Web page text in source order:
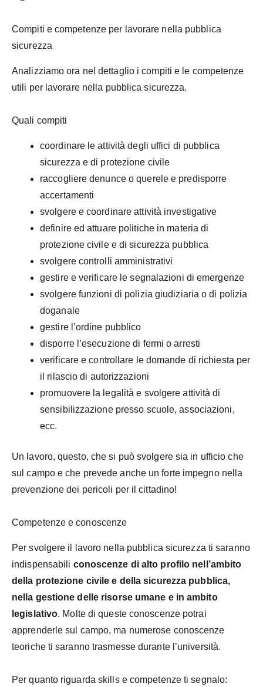
Compiti e competenze per lavorare nella pubblica
sicurezza
Analizziamo ora nel dettaglio i compiti e le competenze
utili per lavorare nella pubblica sicurezza.
Quali compiti
coordinare le attività degli uffici di pubblica
sicurezza e di protezione civile
raccogliere denunce o querele e predisporre
accertamenti
svolgere e coordinare attività investigative
definire ed attuare politiche in materia di
protezione civile e di sicurezza pubblica
svolgere controlli amministrativi
gestire e verificare le segnalazioni di emergenze
svolgere funzioni di polizia giudiziaria o di polizia
doganale
gestire l’ordine pubblico
disporre l’esecuzione di fermi o arresti
verificare e controllare le domande di richiesta per
il rilascio di autorizzazioni
promuovere la legalità e svolgere attività di
sensibilizzazione presso scuole, associazioni,
ecc.
Un lavoro, questo, che si può svolgere sia in ufficio che
sul campo e che prevede anche un forte impegno nella
prevenzione dei pericoli per il cittadino!
Competenze e conoscenze
Per svolgere il lavoro nella pubblica sicurezza ti saranno
indispensabili conoscenze di alto profilo nell’ambito
della protezione civile e della sicurezza pubblica,
nella gestione delle risorse umane e in ambito
legislativo. Molte di queste conoscenze potrai
apprenderle sul campo, ma numerose conoscenze
teoriche ti saranno trasmesse durante l’università.
Per quanto riguarda skills e competenze ti segnalo: